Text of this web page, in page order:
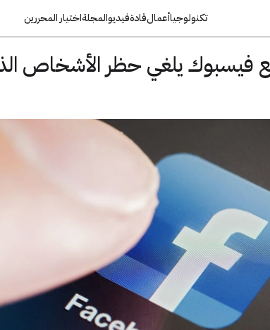
تكنولوجياأعمالقادةفيديوالمجلةاختيار المحررين
فيسبوك يلغي حظر الأشخاص